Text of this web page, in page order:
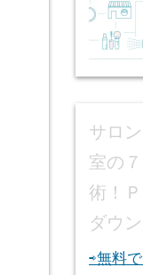
サロ
室の
術！
ダウ
⇨無料